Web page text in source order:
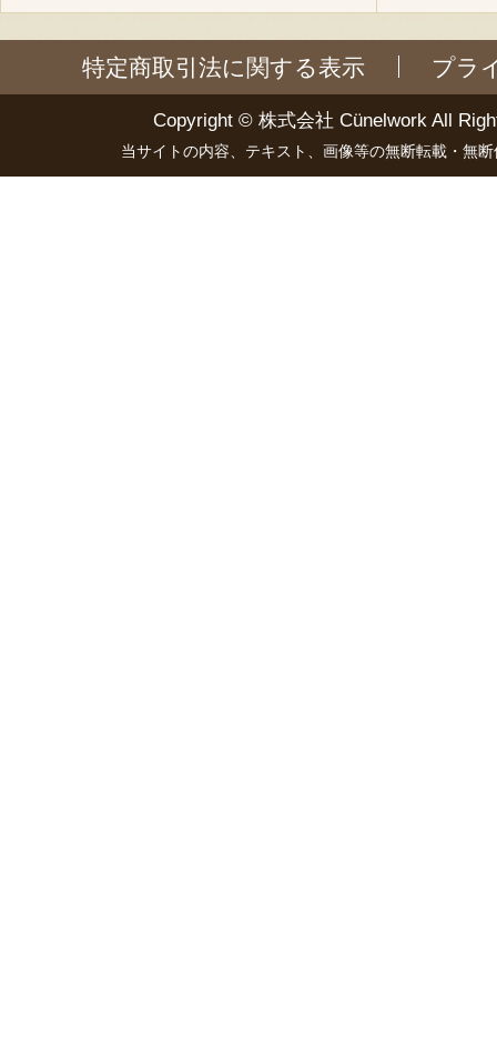
特定商取引法に関する表示 プラ
Copyright © 株式会社 Cünelwork All
当サイトの内容、テキスト、画像等の無断転載・無